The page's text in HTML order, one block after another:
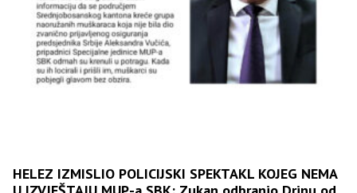
HELEZ IZMISLIO POLICIJSKI SPEKTAKL KOJEG NEMA